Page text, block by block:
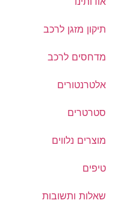
תיקון מזגן לרכב
מדחסים לרכב
אלטרנטורים
סטרטרים
מוצרים נלווים
טיפים
שאלות ותשובות